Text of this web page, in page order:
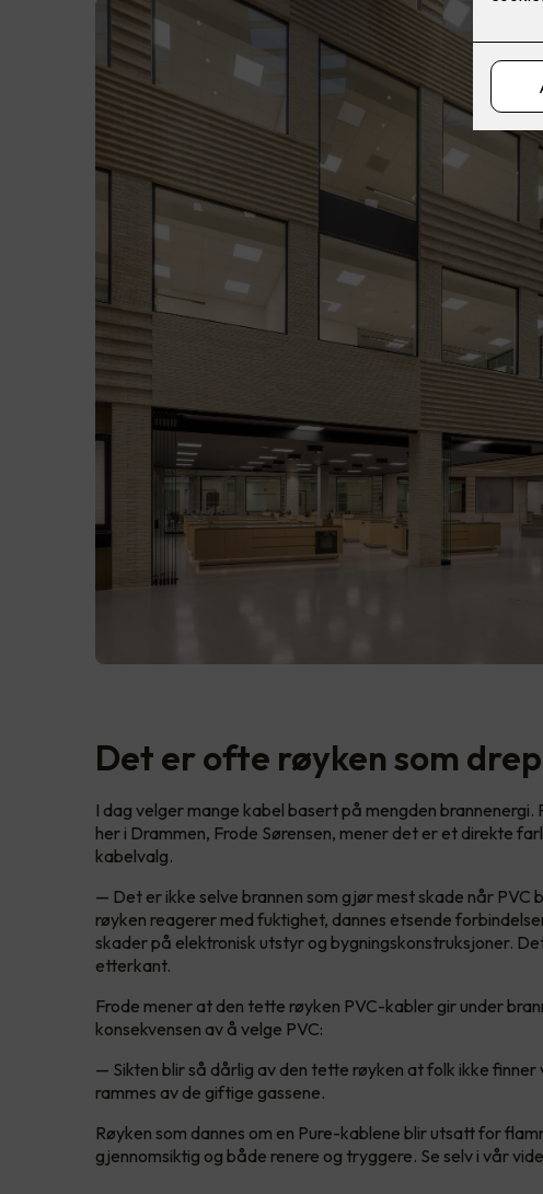
Det er ofte røyken som
I dag velger mange kabel basert på mengden brannenergi.
her i Drammen, Frode Sørensen, mener det er et direkte
kabelvalg.
— Det er ikke selve brannen som gjør mest skade når PVC
røyken reagerer med fuktighet, dannes etsende
skader på elektronisk utstyr og bygningskonstruksjoner.
etterkant.
Frode mener at den tette røyken PVC-kabler gir under
konsekvensen av å velge PVC:
— Sikten blir så dårlig av den tette røyken at folk ikke finner
rammes av de giftige gassene.
Røyken som dannes om en Pure-kablene blir utsatt for
gjennomsiktig og både renere og tryggere. Se selv i vår